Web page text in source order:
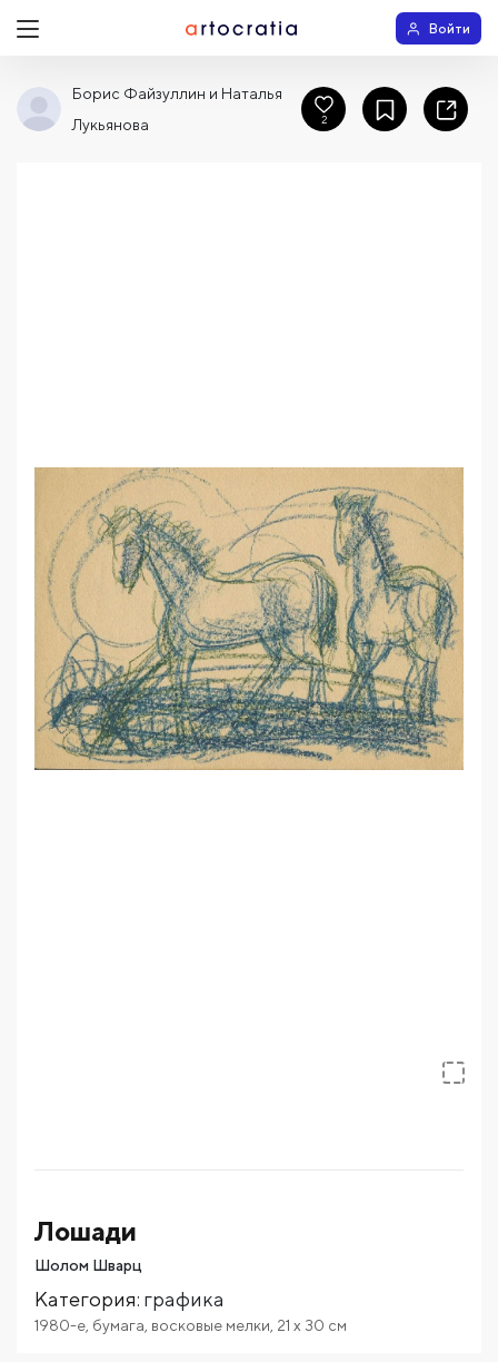
Войти
Лошади
Шолом Шварц
Категория: графика
1980-е бумага восковые мелки 21 x 30 см
Борис Файзуллин и Наталья
Лукьянова
2